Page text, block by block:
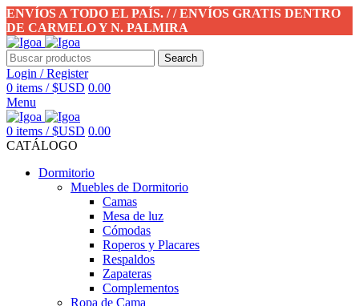
ENVÍOS A TODO EL PAÍS. / / ENVÍOS GRATIS DENTRO
DE CARMELO Y N. PALMIRA
Search
Login / Register
0 items / $USD 0.00
Menu
0 items / $USD 0.00
CATÁLOGO
Dormitorio
Muebles de Dormitorio
Camas
Mesa de luz
Cómodas
Roperos y Placares
Respaldos
Zapateras
Complementos
Ropa de Cama